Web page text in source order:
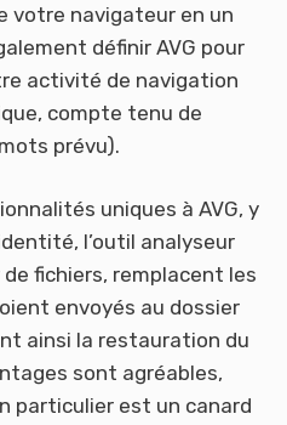
votre navigateur en un
définir AVG pour
activité de navigation
compte tenu de
prévu).
uniques à AVG, y
l’outil analyseur
fichiers, remplacent les
envoyés au dossier
ainsi la restauration du
sont agréables,
particulier est un canard